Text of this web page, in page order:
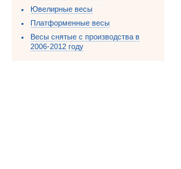
Ювелирные весы
Платформенные весы
Весы снятые с производства в
2006-2012 году